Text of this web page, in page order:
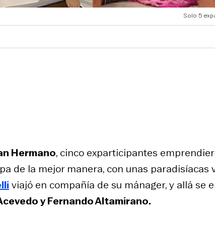
Solo 5
Hermano, cinco exparticipantes
de la mejor manera, con unas paradisíacas
viajó en compañía de su mánager, y allá se
y Fernando Altamirano.